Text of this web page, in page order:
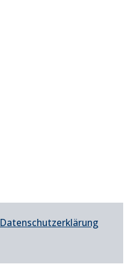
Datenschutzerklärung